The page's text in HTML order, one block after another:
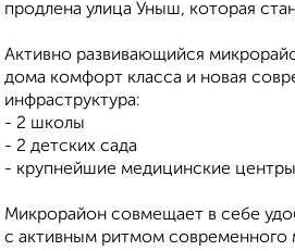
продлена улица Уныш, которая
Активно развивающийся
дома комфорт класса и новая
инфраструктура:
- 2 школы
- 2 детских сада
- крупнейшие медицинские
Микрорайон совмещает в себе
с активным ритмом современного